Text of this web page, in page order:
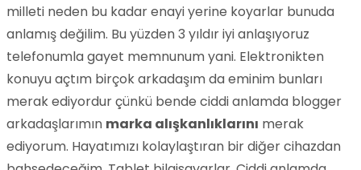
milleti neden bu kadar enayi yerine koyarlar bunuda
anlamış değilim. Bu yüzden 3 yıldır iyi anlaşıyoruz
telefonumla gayet memnunum yani. Elektronikten
konuyu açtım birçok arkadaşım da eminim bunları
merak ediyordur çünkü bende ciddi anlamda blogger
arkadaşlarımın marka alışkanlıklarını merak
ediyorum. Hayatımızı kolaylaştıran bir diğer cihazdan